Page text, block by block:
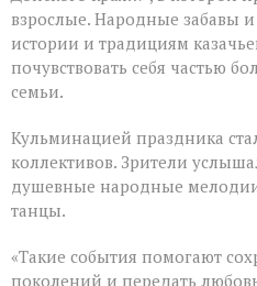
взрослые. Народные забавы
истории и традициям
почувствовать себя частью
семьи.
Кульминацией праздника
коллективов. Зрители
душевные народные
танцы.
«Такие события помогают
поколений и передать